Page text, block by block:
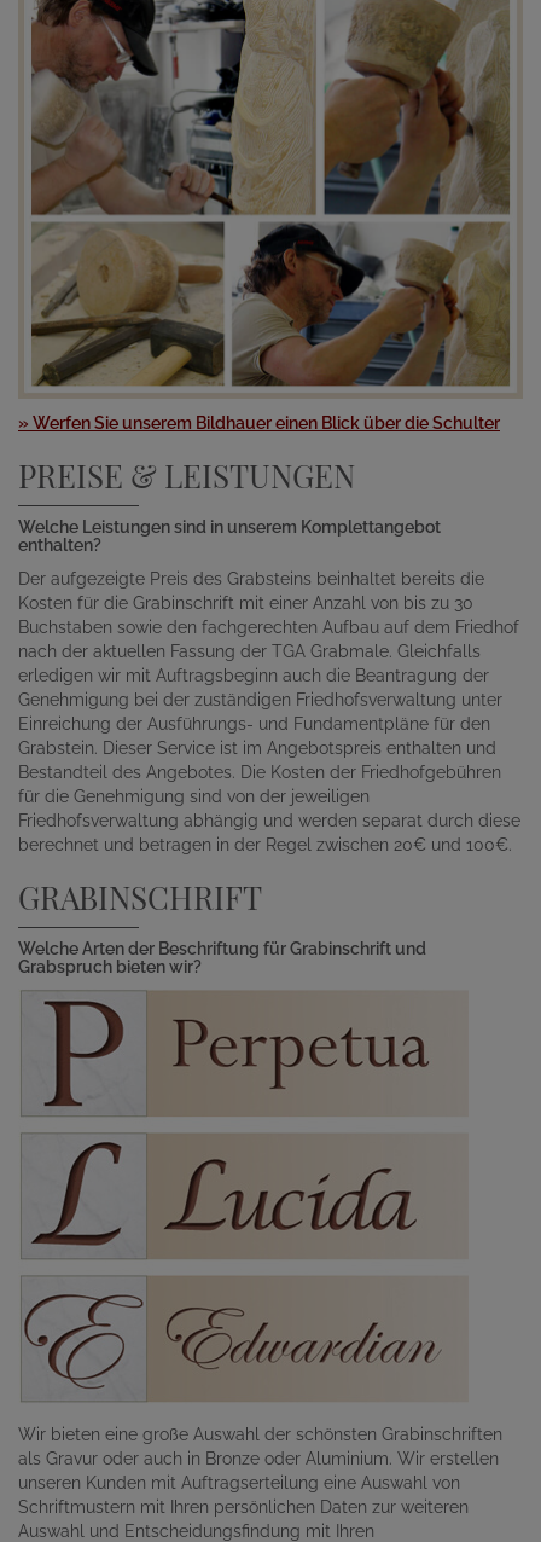
» Werfen Sie unserem Bildhauer einen Blick über die Schulter
PREISE & LEISTUNGEN
Welche Leistungen sind in unserem Komplettangebot
enthalten?
Der aufgezeigte Preis des Grabsteins beinhaltet bereits die
Kosten für die Grabinschrift mit einer Anzahl von bis zu 30
Buchstaben sowie den fachgerechten Aufbau auf dem Friedhof
nach der aktuellen Fassung der TGA Grabmale. Gleichfalls
erledigen wir mit Auftragsbeginn auch die Beantragung der
Genehmigung bei der zuständigen Friedhofsverwaltung unter
Einreichung der Ausführungs- und Fundamentpläne für den
Grabstein. Dieser Service ist im Angebotspreis enthalten und
Bestandteil des Angebotes. Die Kosten der Friedhofgebühren
für die Genehmigung sind von der jeweiligen
Friedhofsverwaltung abhängig und werden separat durch diese
berechnet und betragen in der Regel zwischen 20€ und 100€.
GRABINSCHRIFT
Welche Arten der Beschriftung für Grabinschrift und
Grabspruch bieten wir?
Wir bieten eine große Auswahl der schönsten Grabinschriften
als Gravur oder auch in Bronze oder Aluminium. Wir erstellen
unseren Kunden mit Auftragserteilung eine Auswahl von
Schriftmustern mit Ihren persönlichen Daten zur weiteren
Auswahl und Entscheidungsfindung mit Ihren